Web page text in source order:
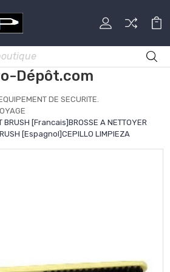
Dépôt.com
DE SECURITE.
BRUSH [Francais]BROSSE A NETTOYER
[Espagnol]CEPILLO LIMPIEZA